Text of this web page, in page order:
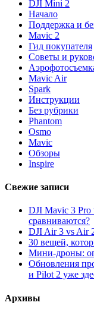
DJI Mini 2
Начало
Поддержка и
Mavic 2
Гид покупателя
Советы и
Mavic Air
Spark
Инструкции
Без рубрики
Phantom
Osmo
Mavic
Обзоры
Inspire
Свежие записи
DJI Mavic 3 Pro
сравниваются?
DJI Air 3 vs Air
30 вещей,
Мини-дроны:
Обновления
и Pilot 2 уже
Архивы